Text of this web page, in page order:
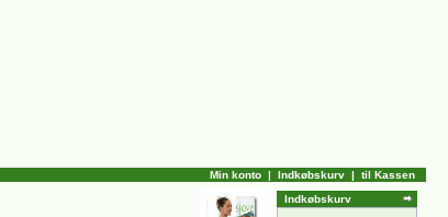
Min konto | Indkøbskurv | til Kassen
Indkøbskurv